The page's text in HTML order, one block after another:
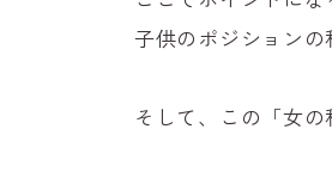
子供のポジションの
そして、この「女